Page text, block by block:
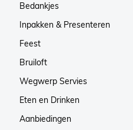
Bedankjes
Inpakken & Presenteren
Feest
Bruiloft
Wegwerp Servies
Eten en Drinken
Aanbiedingen